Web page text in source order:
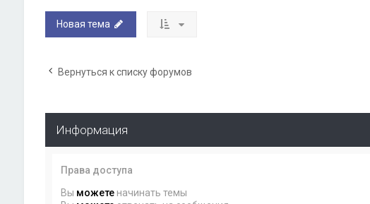
Новая тема
Вернуться к списку форумов
Информация
Права доступа
Вы можетеначинать темы